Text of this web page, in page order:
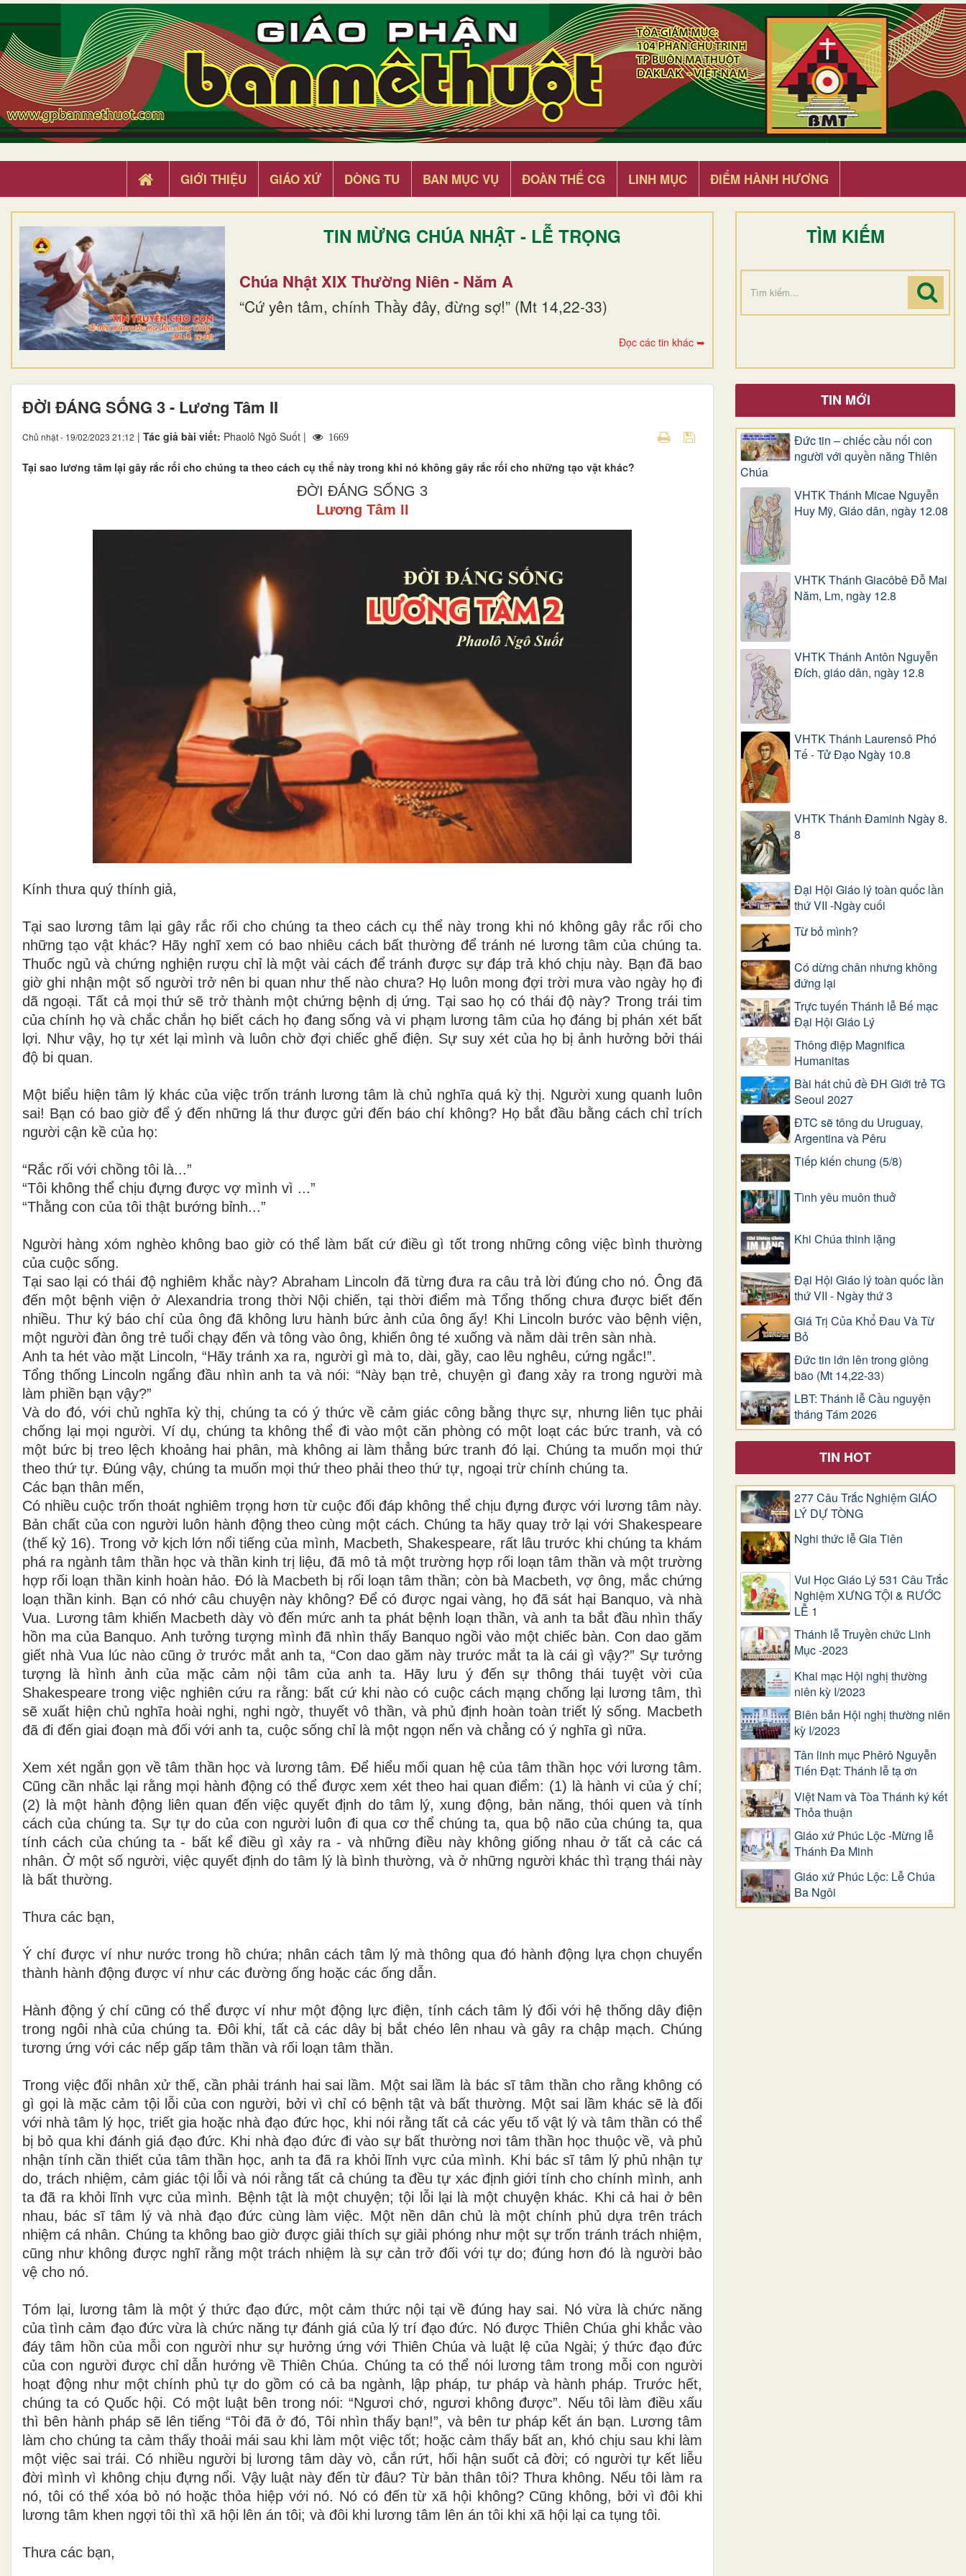
GIỚI THIỆU GIÁO XỨ DÒNG TU BAN MỤC VỤ ĐOÀN THỂ CG LINH MỤC ĐIỂM HÀNH HƯƠNG
TIN MỪNG CHÚA NHẬT - LỄ TRỌNG
Chúa Nhật XIX Thường Niên - Năm A
“Cứ yên tâm, chính Thầy đây, đừng sợ!” (Mt 14,22-33)
Đọc các tin khác ➥
TÌM KIẾM
ĐỜI ĐÁNG SỐNG 3 - Lương Tâm II
Chủ nhật - 19/02/2023 21:12 | Tác giả bài viết: Phaolô Ngô Suốt | 1669
Tại sao lương tâm lại gây rắc rối cho chúng ta theo cách cụ thể này trong khi nó không gây rắc rối cho những tạo vật khác?
ĐỜI ĐÁNG SỐNG 3
Lương Tâm II
Kính thưa quý thính giả,
Tại sao lương tâm lại gây rắc rối cho chúng ta theo cách cụ thể này trong khi nó không gây rắc rối cho
những tạo vật khác? Hãy nghĩ xem có bao nhiêu cách bất thường để tránh né lương tâm của chúng ta.
Thuốc ngủ và chứng nghiện rượu chỉ là một vài cách để tránh được sự đáp trả khó chịu này. Bạn đã bao
giờ ghi nhận một số người trở nên bi quan như thế nào chưa? Họ luôn mong đợi trời mưa vào ngày họ đi
dã ngoại. Tất cả mọi thứ sẽ trở thành một chứng bệnh dị ứng. Tại sao họ có thái độ này? Trong trái tim
của chính họ và chắc chắn họ biết cách họ đang sống và vi phạm lương tâm của họ đáng bị phán xét bất
lợi. Như vậy, họ tự xét lại mình và luôn chờ đợi chiếc ghế điện. Sự suy xét của họ bị ảnh hưởng bởi thái
độ bi quan.
Một biểu hiện tâm lý khác của việc trốn tránh lương tâm là chủ nghĩa quá kỳ thị. Người xung quanh luôn
sai! Bạn có bao giờ để ý đến những lá thư được gửi đến báo chí không? Họ bắt đầu bằng cách chỉ trích
người cận kề của họ:
“Rắc rối với chồng tôi là...”
“Tôi không thể chịu đựng được vợ mình vì ...”
“Thằng con của tôi thật bướng bỉnh...”
Người hàng xóm nghèo không bao giờ có thể làm bất cứ điều gì tốt trong những công việc bình thường
của cuộc sống.
Tại sao lại có thái độ nghiêm khắc này? Abraham Lincoln đã từng đưa ra câu trả lời đúng cho nó. Ông đã
đến một bệnh viện ở Alexandria trong thời Nội chiến, tại thời điểm mà Tổng thống chưa được biết đến
nhiều. Thư ký báo chí của ông đã không lưu hành bức ảnh của ông ấy! Khi Lincoln bước vào bệnh viện,
một người đàn ông trẻ tuổi chạy đến và tông vào ông, khiến ông té xuống và nằm dài trên sàn nhà.
Anh ta hét vào mặt Lincoln, “Hãy tránh xa ra, người gì mà to, dài, gầy, cao lêu nghêu, cứng ngắc!”.
Tổng thống Lincoln ngẩng đầu nhìn anh ta và nói: “Này bạn trẻ, chuyện gì đang xảy ra trong người mà
làm phiền bạn vậy?”
Và do đó, với chủ nghĩa kỳ thị, chúng ta có ý thức về cảm giác công bằng thực sự, nhưng liên tục phải
chống lại mọi người. Ví dụ, chúng ta không thể đi vào một căn phòng có một loạt các bức tranh, và có
một bức bị treo lệch khoảng hai phân, mà không ai làm thẳng bức tranh đó lại. Chúng ta muốn mọi thứ
theo thứ tự. Đúng vậy, chúng ta muốn mọi thứ theo phải theo thứ tự, ngoại trừ chính chúng ta.
Các bạn thân mến,
Có nhiều cuộc trốn thoát nghiêm trọng hơn từ cuộc đối đáp không thể chịu đựng được với lương tâm này.
Bản chất của con người luôn hành động theo cùng một cách. Chúng ta hãy quay trở lại với Shakespeare
(thế kỷ 16). Trong vở kịch lớn nổi tiếng của mình, Macbeth, Shakespeare, rất lâu trước khi chúng ta khám
phá ra ngành tâm thần học và thần kinh trị liệu, đã mô tả một trường hợp rối loạn tâm thần và một trường
hợp rối loạn thần kinh hoàn hảo. Đó là Macbeth bị rối loạn tâm thần; còn bà Macbeth, vợ ông, mắc chứng
loạn thần kinh. Bạn có nhớ câu chuyện này không? Để có được ngai vàng, họ đã sát hại Banquo, và nhà
Vua. Lương tâm khiến Macbeth dày vò đến mức anh ta phát bệnh loạn thần, và anh ta bắt đầu nhìn thấy
hồn ma của Banquo. Anh tưởng tượng mình đã nhìn thấy Banquo ngồi vào một chiếc bàn. Con dao găm
giết nhà Vua lúc nào cũng ở trước mắt anh ta, “Con dao găm này trước mắt ta là cái gì vậy?” Sự tưởng
tượng là hình ảnh của mặc cảm nội tâm của anh ta. Hãy lưu ý đến sự thông thái tuyệt vời của
Shakespeare trong việc nghiên cứu ra rằng: bất cứ khi nào có cuộc cách mạng chống lại lương tâm, thì
sẽ xuất hiện chủ nghĩa hoài nghi, nghi ngờ, thuyết vô thần, và phủ định hoàn toàn triết lý sống. Macbeth
đã đi đến giai đoạn mà đối với anh ta, cuộc sống chỉ là một ngọn nến và chẳng có ý nghĩa gì nữa.
Xem xét ngắn gọn về tâm thần học và lương tâm. Để hiểu mối quan hệ của tâm thần học với lương tâm.
Cũng cần nhắc lại rằng mọi hành động có thể được xem xét theo hai quan điểm: (1) là hành vi của ý chí;
(2) là một hành động liên quan đến việc quyết định do tâm lý, xung động, bản năng, thói quen và tính
cách của chúng ta. Sự tự do của con người luôn đi qua cơ thể chúng ta, qua bộ não của chúng ta, qua
tính cách của chúng ta - bất kể điều gì xảy ra - và những điều này không giống nhau ở tất cả các cá
nhân. Ở một số người, việc quyết định do tâm lý là bình thường, và ở những người khác thì trạng thái này
là bất thường.
Thưa các bạn,
Ý chí được ví như nước trong hồ chứa; nhân cách tâm lý mà thông qua đó hành động lựa chọn chuyển
thành hành động được ví như các đường ống hoặc các ống dẫn.
Hành động ý chí cũng có thể được ví như một động lực điện, tính cách tâm lý đối với hệ thống dây điện
trong ngôi nhà của chúng ta. Đôi khi, tất cả các dây bị bắt chéo lên nhau và gây ra chập mạch. Chúng
tương ứng với các nếp gấp tâm thần và rối loạn tâm thần.
Trong việc đối nhân xử thế, cần phải tránh hai sai lầm. Một sai lầm là bác sĩ tâm thần cho rằng không có
gì gọi là mặc cảm tội lỗi của con người, bởi vì chỉ có bệnh tật và bất thường. Một sai lầm khác sẽ là đối
với nhà tâm lý học, triết gia hoặc nhà đạo đức học, khi nói rằng tất cả các yếu tố vật lý và tâm thần có thể
bị bỏ qua khi đánh giá đạo đức. Khi nhà đạo đức đi vào sự bất thường nơi tâm thần học thuộc về, và phủ
nhận tính cần thiết của tâm thần học, anh ta đã ra khỏi lĩnh vực của mình. Khi bác sĩ tâm lý phủ nhận tự
do, trách nhiệm, cảm giác tội lỗi và nói rằng tất cả chúng ta đều tự xác định giới tính cho chính mình, anh
ta đã ra khỏi lĩnh vực của mình. Bệnh tật là một chuyện; tội lỗi lại là một chuyện khác. Khi cả hai ở bên
nhau, bác sĩ tâm lý và nhà đạo đức cùng làm việc. Một nền dân chủ là một chính phủ dựa trên trách
nhiệm cá nhân. Chúng ta không bao giờ được giải thích sự giải phóng như một sự trốn tránh trách nhiệm,
cũng như không được nghĩ rằng một trách nhiệm là sự cản trở đối với tự do; đúng hơn đó là người bảo
vệ cho nó.
Tóm lại, lương tâm là một ý thức đạo đức, một cảm thức nội tại về đúng hay sai. Nó vừa là chức năng
của tình cảm đạo đức vừa là chức năng tự đánh giá của lý trí đạo đức. Nó được Thiên Chúa ghi khắc vào
đáy tâm hồn của mỗi con người như sự hưởng ứng với Thiên Chúa và luật lệ của Ngài; ý thức đạo đức
của con người được chỉ dẫn hướng về Thiên Chúa. Chúng ta có thể nói lương tâm trong mỗi con người
hoạt động như một chính phủ tự do gồm có cả ba ngành, lập pháp, tư pháp và hành pháp. Trước hết,
chúng ta có Quốc hội. Có một luật bên trong nói: “Ngươi chớ, ngươi không được”. Nếu tôi làm điều xấu
thì bên hành pháp sẽ lên tiếng “Tôi đã ở đó, Tôi nhìn thấy bạn!”, và bên tư pháp kết án bạn. Lương tâm
làm cho chúng ta cảm thấy thoải mái sau khi làm một việc tốt; hoặc cảm thấy bất an, khó chịu sau khi làm
một việc sai trái. Có nhiều người bị lương tâm dày vò, cắn rứt, hối hận suốt cả đời; có người tự kết liễu
đời mình vì không chịu đựng nổi. Vậy luật này đến từ đâu? Từ bản thân tôi? Thưa không. Nếu tôi làm ra
nó, tôi có thể xóa bỏ nó hoặc thỏa hiệp với nó. Nó có đến từ xã hội không? Cũng không, bởi vì đôi khi
lương tâm khen ngợi tôi thì xã hội lên án tôi; và đôi khi lương tâm lên án tôi khi xã hội lại ca tụng tôi.
Thưa các bạn,
TIN MỚI
Đức tin – chiếc cầu nối con
người với quyền năng Thiên
Chúa
VHTK Thánh Micae Nguyễn
Huy Mỹ, Giáo dân, ngày 12.08
VHTK Thánh Giacôbê Ðỗ Mai
Năm, Lm, ngày 12.8
VHTK Thánh Antôn Nguyễn
Ðích, giáo dân, ngày 12.8
VHTK Thánh Laurensô Phó
Tế - Tử Đạo Ngày 10.8
VHTK Thánh Đaminh Ngày 8.
8
Đại Hội Giáo lý toàn quốc lần
thứ VII -Ngày cuối
Từ bỏ mình?
Có dừng chân nhưng không
đứng lại
Trực tuyến Thánh lễ Bế mạc
Đại Hội Giáo Lý
Thông điệp Magnifica
Humanitas
Bài hát chủ đề ĐH Giới trẻ TG
Seoul 2027
ĐTC sẽ tông du Uruguay,
Argentina và Pêru
Tiếp kiến chung (5/8)
Tình yêu muôn thuở
Khi Chúa thinh lặng
Đại Hội Giáo lý toàn quốc lần
thứ VII - Ngày thứ 3
Giá Trị Của Khổ Ðau Và Từ
Bỏ
Đức tin lớn lên trong giông
bão (Mt 14,22-33)
LBT: Thánh lễ Cầu nguyện
tháng Tám 2026
TIN HOT
277 Câu Trắc Nghiệm GIÁO
LÝ DỰ TÒNG
Nghi thức lễ Gia Tiên
Vui Học Giáo Lý 531 Câu Trắc
Nghiệm XƯNG TỘI & RƯỚC
LỄ 1
Thánh lễ Truyền chức Linh
Mục -2023
Khai mạc Hội nghị thường
niên kỳ I/2023
Biên bản Hội nghị thường niên
kỳ I/2023
Tân linh mục Phêrô Nguyễn
Tiến Đạt: Thánh lễ tạ ơn
Việt Nam và Tòa Thánh ký kết
Thỏa thuận
Giáo xứ Phúc Lộc -Mừng lễ
Thánh Đa Minh
Giáo xứ Phúc Lộc: Lễ Chúa
Ba Ngôi